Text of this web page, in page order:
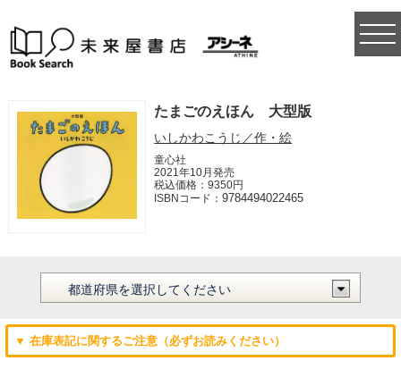
たまごのえほん 大型版
いしかわこうじ／作・絵
童心社
2021年10月発売
税込価格：9350円
ISBNコード：9784494022465
▼ 在庫表記に関するご注意（必ずお読みください）